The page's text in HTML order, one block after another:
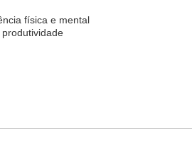
física e mental